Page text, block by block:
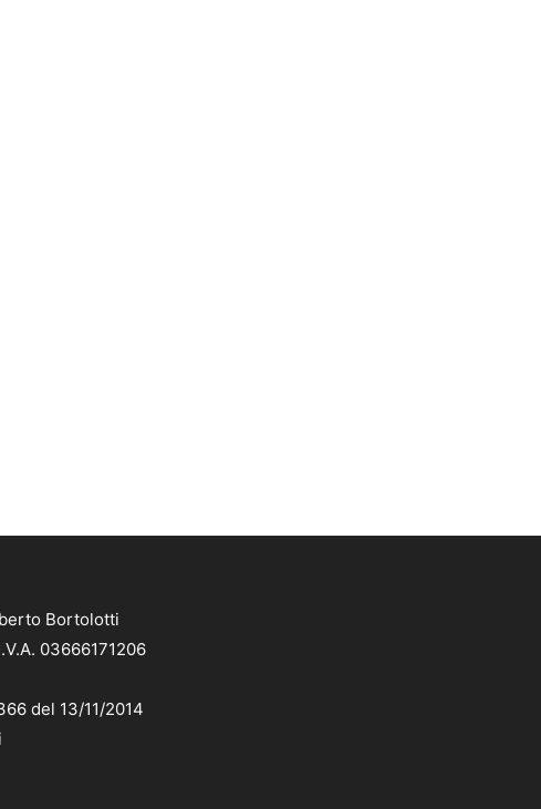
Bortolotti
03666171206
del 13/11/2014